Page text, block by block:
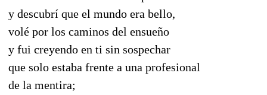
y descubrí que el mundo era bello,
volé por los caminos del ensueño
y fui creyendo en ti sin sospechar
que solo estaba frente a una profesional
de la mentira;